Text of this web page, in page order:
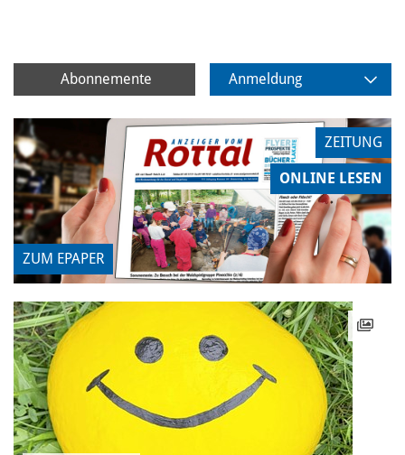
Abonnemente Anmeldung
ZUM EPAPER
ZEITUNG
ONLINE LESEN